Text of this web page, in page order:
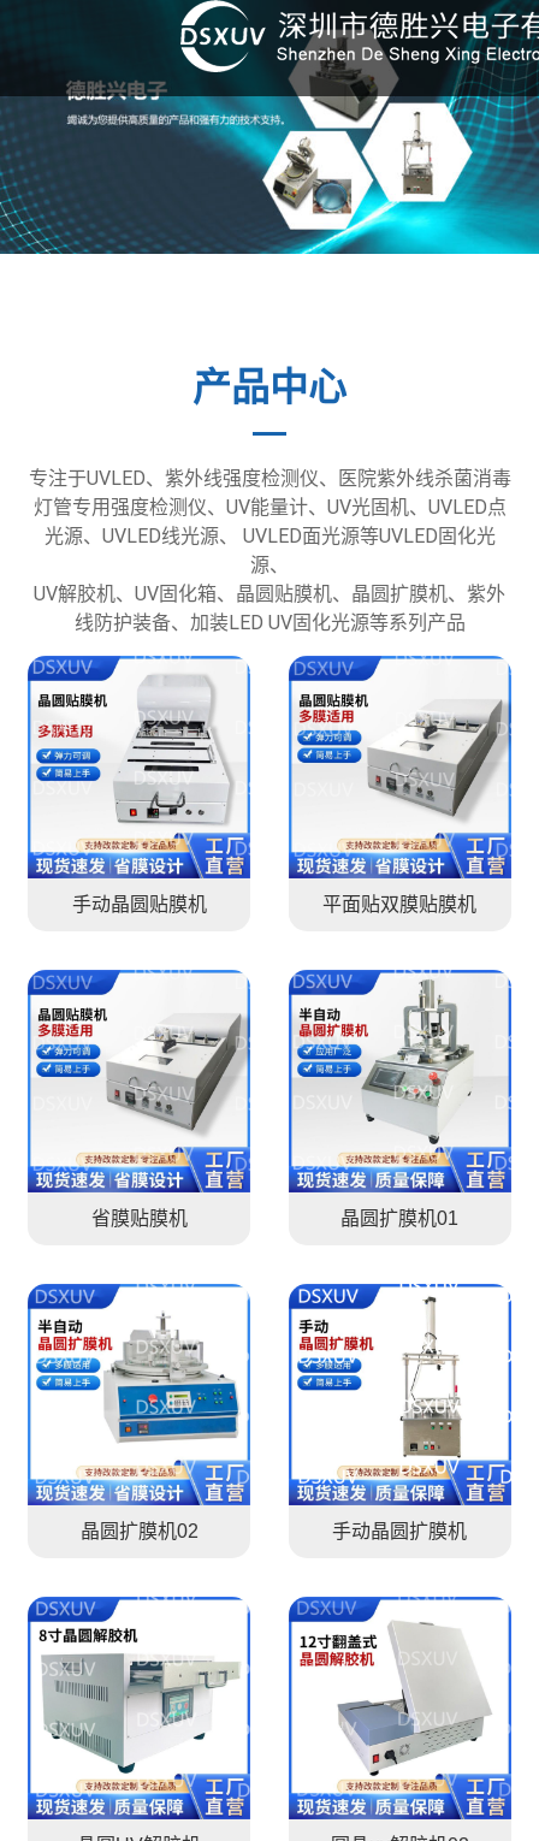
产品中心
专注于UVLED、紫外线强度检测仪、医院紫外线杀菌消毒
灯管专用强度检测仪、UV能量计、UV光固机、UVLED点
光源、UVLED线光源、 UVLED面光源等UVLED固化光
源、
UV解胶机、UV固化箱、晶圆贴膜机、晶圆扩膜机、紫外
线防护装备、加装LED UV固化光源等系列产品
手动晶圆贴膜机 平面贴双膜贴膜机
省膜贴膜机 晶圆扩膜机01
晶圆扩膜机02 手动晶圆扩膜机